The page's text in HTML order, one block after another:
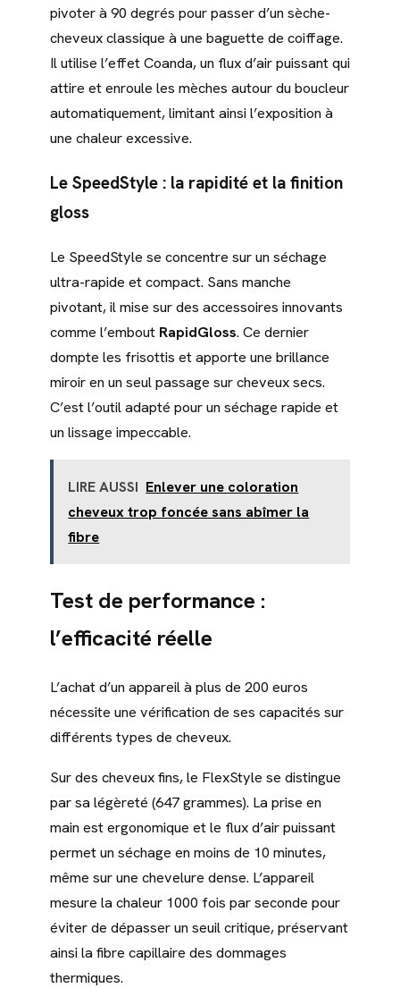
pivoter à 90 degrés pour passer d’un sèche-
cheveux classique à une baguette de coiffage.
Il utilise l’effet Coanda, un flux d’air puissant qui
attire et enroule les mèches autour du boucleur
automatiquement, limitant ainsi l’exposition à
une chaleur excessive.
Le SpeedStyle : la rapidité et la finition
gloss
Le SpeedStyle se concentre sur un séchage
ultra-rapide et compact. Sans manche
pivotant, il mise sur des accessoires innovants
comme l’embout RapidGloss. Ce dernier
dompte les frisottis et apporte une brillance
miroir en un seul passage sur cheveux secs.
C’est l’outil adapté pour un séchage rapide et
un lissage impeccable.
LIRE AUSSI Enlever une coloration
cheveux trop foncée sans abîmer la
fibre
Test de performance :
l’efficacité réelle
L’achat d’un appareil à plus de 200 euros
nécessite une vérification de ses capacités sur
différents types de cheveux.
Sur des cheveux fins, le FlexStyle se distingue
par sa légèreté (647 grammes). La prise en
main est ergonomique et le flux d’air puissant
permet un séchage en moins de 10 minutes,
même sur une chevelure dense. L’appareil
mesure la chaleur 1000 fois par seconde pour
éviter de dépasser un seuil critique, préservant
ainsi la fibre capillaire des dommages
thermiques.